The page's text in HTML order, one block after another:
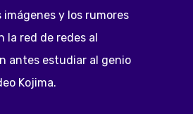
imágenes y los rumores
la red de redes al
antes estudiar al genio
Kojima.